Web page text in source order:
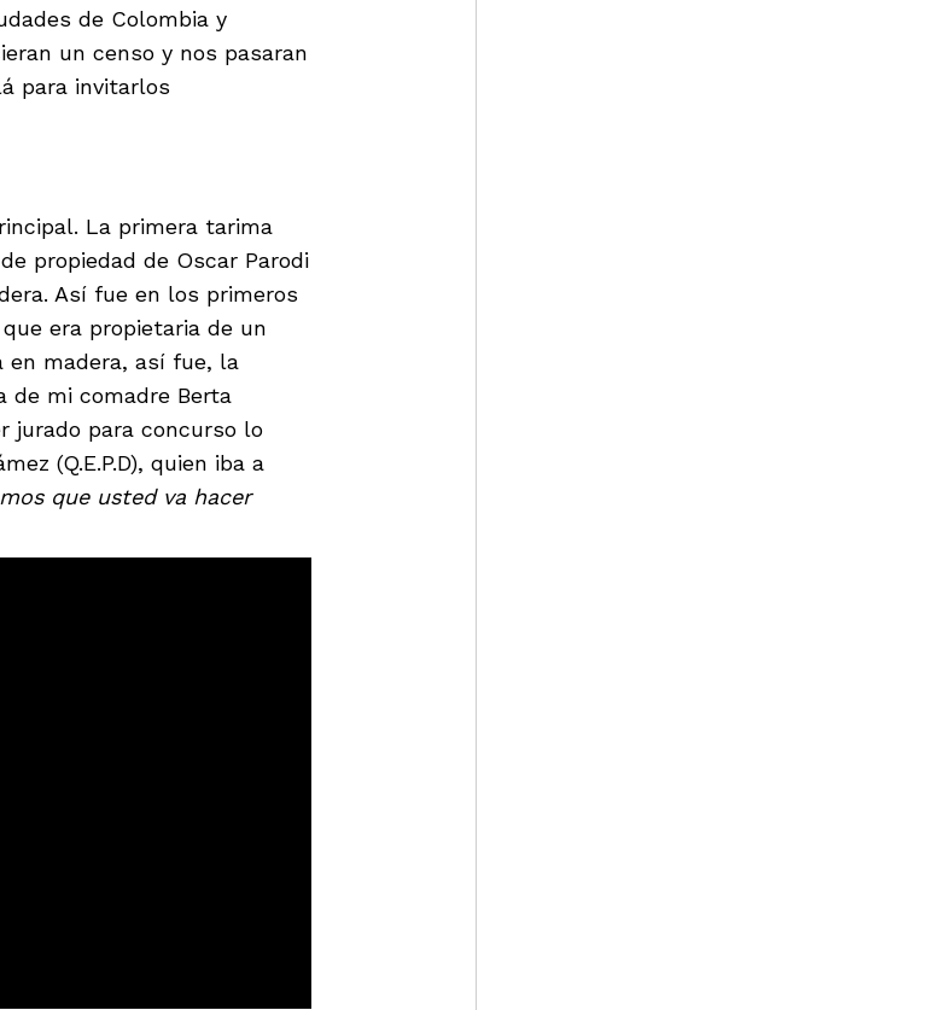
de Colombia y
un censo y nos pasaran
para invitarlos
La primera tarima
propiedad de Oscar Parodi
Así fue en los primeros
era propietaria de un
en madera, así fue, la
mi comadre Berta
jurado para concurso lo
(Q.E.P.D), quien iba a
que usted va hacer